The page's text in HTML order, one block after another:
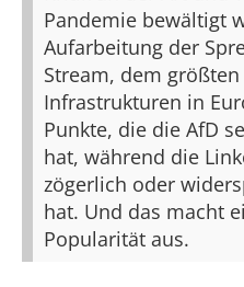
Pandemie bewältigt
Aufarbeitung der
Stream, dem
Infrastrukturen in
Punkte, die die AfD
hat, während die
zögerlich oder
hat. Und das macht
Popularität aus.